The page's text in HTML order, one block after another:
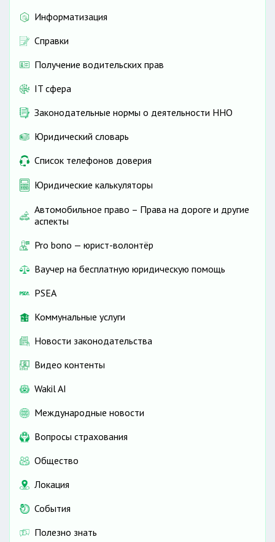
Информатизация
Справки
Получение водительских прав
IT сфера
Законодательные нормы о деятельности ННО
Юридический словарь
Список телефонов доверия
Юридические калькуляторы
Автомобильное право – Права на дороге и другие
аспекты
Pro bono — юрист-волонтёр
Ваучер на бесплатную юридическую помощь
PSEA
Коммунальные услуги
Новости законодательства
Видео контенты
Wakil AI
Международные новости
Вопросы страхования
Общество
Локация
События
Полезно знать